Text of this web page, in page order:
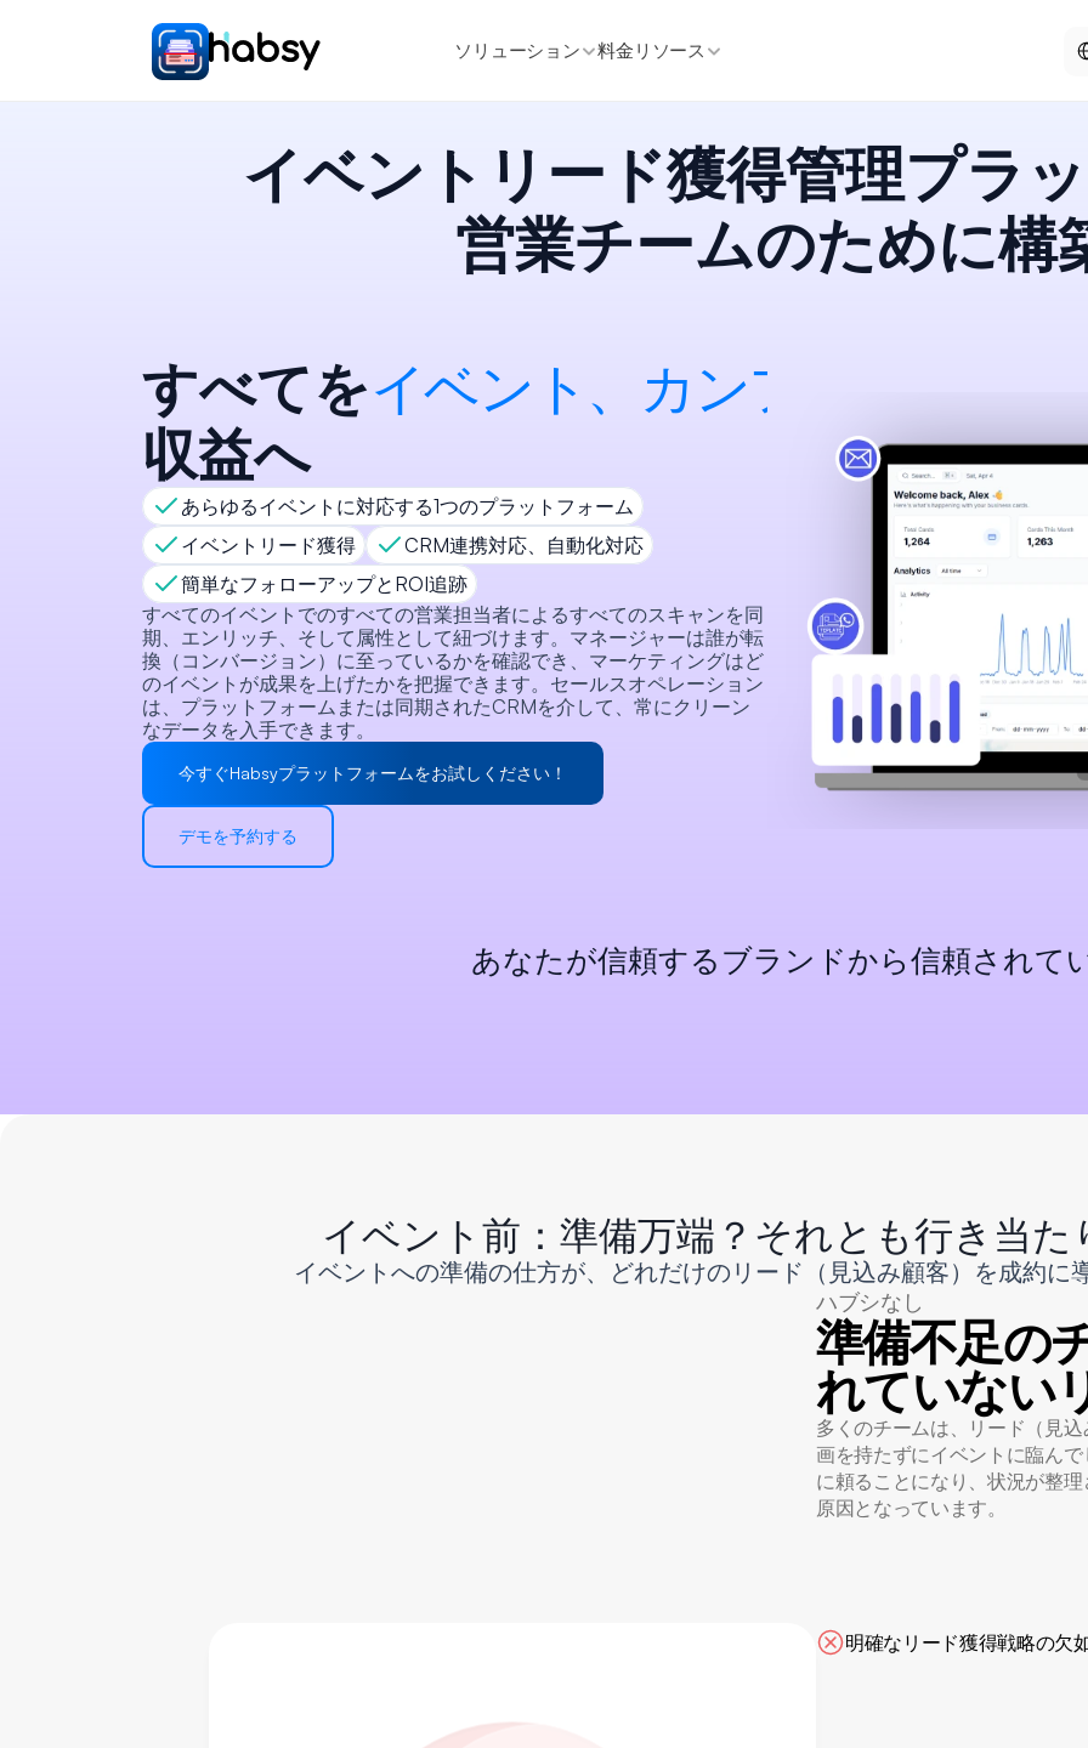
ソリューション 料金 リソース
イベントリード獲得管理プラ
営業チームのために構
すべてをイベン ト 、 カ ンフ
収益へ
あらゆるイベントに対応する1つのプラットフォーム
イベントリード獲得
CRM連携対応、自動化対応
簡単なフォローアップとROI追跡
すべてのイベントでのすべての営業担当者によるすべてのスキャンを同
期、エンリッチ、そして属性として紐づけます。マネージャーは誰が転
換（コンバージョン）に至っているかを確認でき、マーケティングはど
のイベントが成果を上げたかを把握できます。セールスオペレーション
は、プラットフォームまたは同期されたCRMを介して、常にクリーン
なデータを入手できます。
今すぐHabsyプラットフォームをお試しください！
デモを予約する
あなたが信頼するブランドから信頼されて
イベント前：準備万端？それとも行き当
イベントへの準備の仕方が、どれだけのリード（見込み顧客）を成約に
ハブシなし
準備不足の
れていない
多くのチームは、リード（見
画を持たずにイベントに臨ん
に頼ることになり、状況が整
原因となっています。
明確なリード獲得戦略の欠